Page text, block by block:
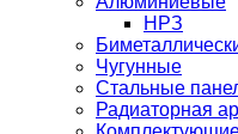
НРЗ
Чугунные
Стальные
Радиаторная